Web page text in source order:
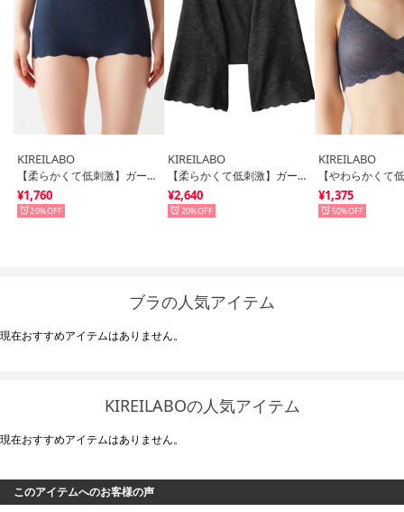
KIREILABO
【柔らかくて低刺激】ガードルファンデ・ショートソフトガードル 保湿【返品不可商品】 （ネービーブルー）
¥1,760
20%
KIREILABO
【柔らかくて低刺激】ガードルファンデ・ロングソフトガードル【返品不可商品】 （ブラック）
¥2,640
20%
KIREILABO
¥1,375
50%
ブラの人気アイテム
現在おすすめアイテムはありません。
KIREILABOの人気アイテム
現在おすすめアイテムはありません。
このアイテムへのお客様の声